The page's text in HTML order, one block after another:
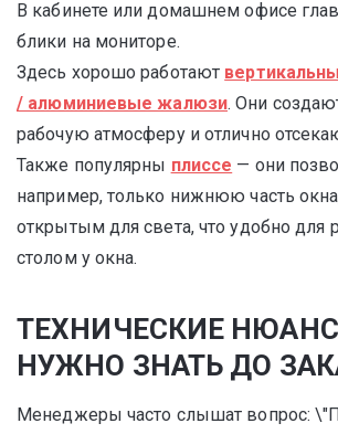
В кабинете или домашнем офисе
блики на мониторе.
Здесь хорошо работают
/ алюминиевые жалюзи. Они
рабочую атмосферу и отлично
Также популярны плиссе — они
например, только нижнюю часть
открытым для света, что удобно для
столом у окна.
ТЕХНИЧЕСКИЕ
НУЖНО ЗНАТЬ ДО
Менеджеры часто слышат вопрос: